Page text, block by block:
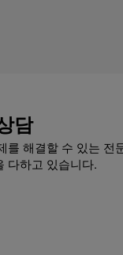
담
를 해결할 수 있는 전
다하고 있습니다.